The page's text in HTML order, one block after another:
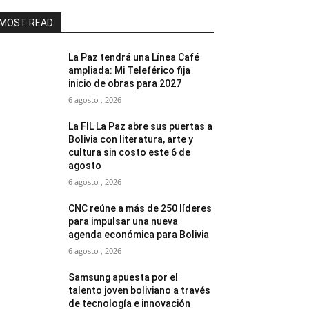
READ
La Paz tendrá una Línea Café
ampliada: Mi Teleférico fija
inicio de obras para 2027
6 agosto , 2026
La FIL La Paz abre sus puertas a
Bolivia con literatura, arte y
cultura sin costo este 6 de
agosto
6 agosto , 2026
CNC reúne a más de 250 líderes
para impulsar una nueva
agenda económica para Bolivia
6 agosto , 2026
Samsung apuesta por el
talento joven boliviano a través
de tecnología e innovación